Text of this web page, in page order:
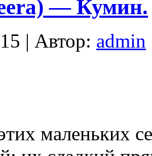
— Кумин.
| Автор: admin
маленьких